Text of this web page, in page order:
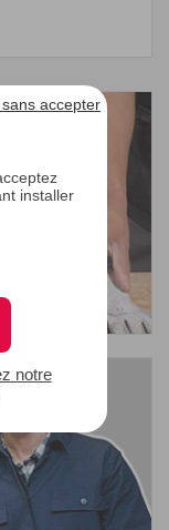
installer
accepter
notre